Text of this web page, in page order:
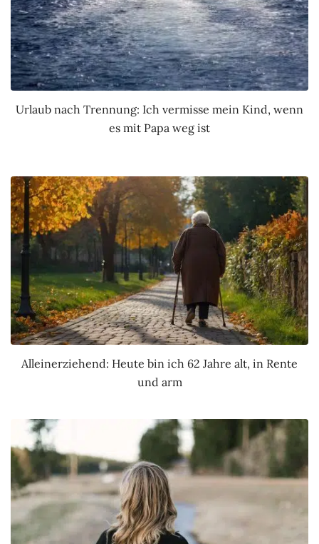
Urlaub nach Trennung: Ich vermisse mein Kind, wenn
es mit Papa weg ist
Alleinerziehend: Heute bin ich 62 Jahre alt, in Rente
und arm